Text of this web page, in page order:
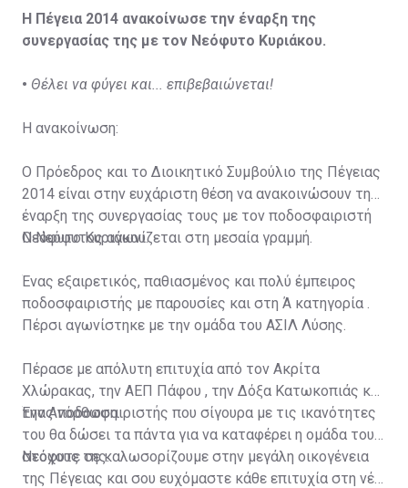
Η Πέγεια 2014 ανακοίνωσε την έναρξη της
συνεργασίας της με τον Νεόφυτο Κυριάκου.
• Θέλει να φύγει και... επιβεβαιώνεται!
Η ανακοίνωση:
Ο Πρόεδρος και το Διοικητικό Συμβούλιο της Πέγειας
2014 είναι στην ευχάριστη θέση να ανακοινώσουν την
έναρξη της συνεργασίας τους με τον ποδοσφαιριστή
Νεόφυτο Κυριάκου.
Ο Νεόφυτος αγωνίζεται στη μεσαία γραμμή.
Ένας εξαιρετικός, παθιασμένος και πολύ έμπειρος
ποδοσφαιριστής με παρουσίες και στη Ά κατηγορία .
Πέρσι αγωνίστηκε με την ομάδα του ΑΣΙΛ Λύσης.
Πέρασε με απόλυτη επιτυχία από τον Ακρίτα
Χλώρακας, την ΑΕΠ Πάφου , την Δόξα Κατωκοπιάς και
την Ανόρθωση.
Ένας ποδοσφαιριστής που σίγουρα με τις ικανότητες
του θα δώσει τα πάντα για να καταφέρει η ομάδα τους
στόχους της.
Νεόφυτε σε καλωσορίζουμε στην μεγάλη οικογένεια
της Πέγειας και σου ευχόμαστε κάθε επιτυχία στη νέα